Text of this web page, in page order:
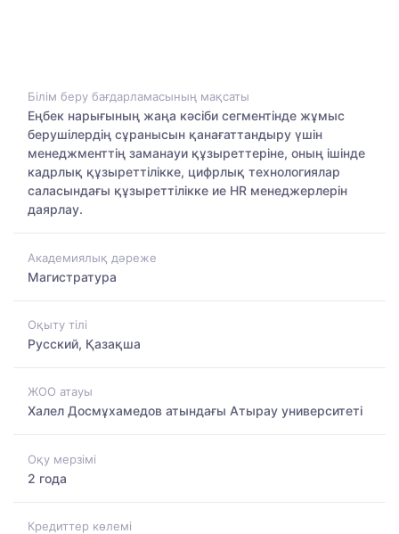
Білім беру бағдарламасының мақсаты
Еңбек нарығының жаңа кәсіби сегментінде жұмыс
берушілердің сұранысын қанағаттандыру үшін
менеджменттің заманауи құзыреттеріне, оның ішінде
кадрлық құзыреттілікке, цифрлық технологиялар
саласындағы құзыреттілікке ие HR менеджерлерін
даярлау.
Академиялық дәреже
Магистратура
Оқыту тілі
Русский, Қазақша
ЖОО атауы
Халел Досмұхамедов атындағы Атырау университеті
Оқу мерзімі
2 года
Кредиттер көлемі